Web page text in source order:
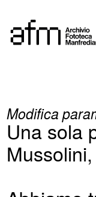
content
Modifica
Una sola